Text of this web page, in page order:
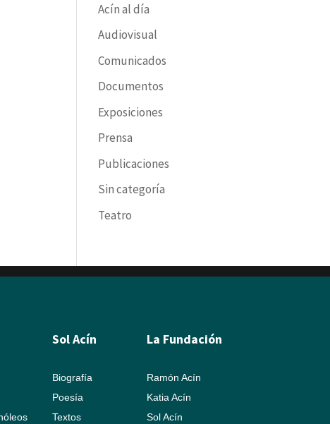
Acín al día
Audiovisual
Comunicados
Documentos
Exposiciones
Prensa
Publicaciones
Sin categoría
Teatro
Sol Acín
Biografía
Poesía
Textos
La Fundación
Ramón Acín
Katia Acín
Sol Acín